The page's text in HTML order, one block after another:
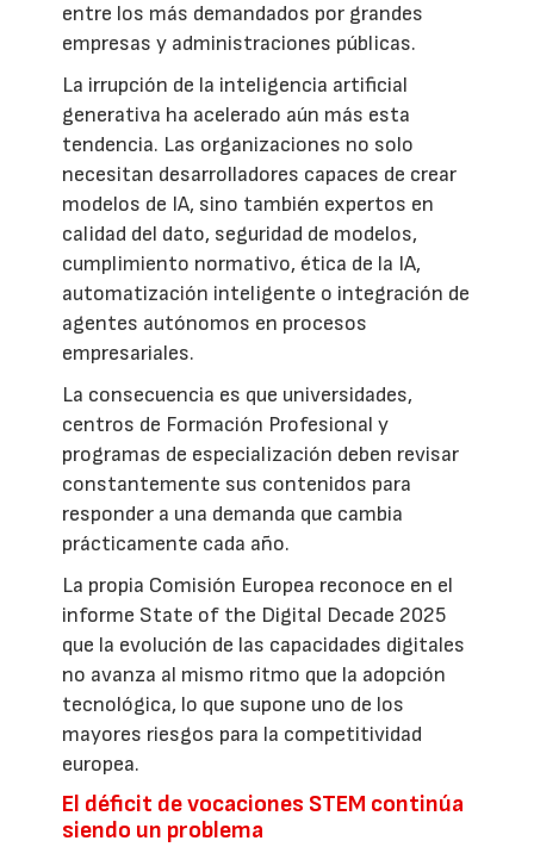
entre los más demandados por grandes
empresas y administraciones públicas.
La irrupción de la inteligencia artificial
generativa ha acelerado aún más esta
tendencia. Las organizaciones no solo
necesitan desarrolladores capaces de crear
modelos de IA, sino también expertos en
calidad del dato, seguridad de modelos,
cumplimiento normativo, ética de la IA,
automatización inteligente o integración de
agentes autónomos en procesos
empresariales.
La consecuencia es que universidades,
centros de Formación Profesional y
programas de especialización deben revisar
constantemente sus contenidos para
responder a una demanda que cambia
prácticamente cada año.
La propia Comisión Europea reconoce en el
informe State of the Digital Decade 2025
que la evolución de las capacidades digitales
no avanza al mismo ritmo que la adopción
tecnológica, lo que supone uno de los
mayores riesgos para la competitividad
europea.
El déficit de vocaciones STEM continúa
siendo un problema